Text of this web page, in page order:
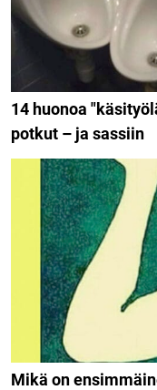
14 huonoa
potkut – ja sassiin
Mikä on